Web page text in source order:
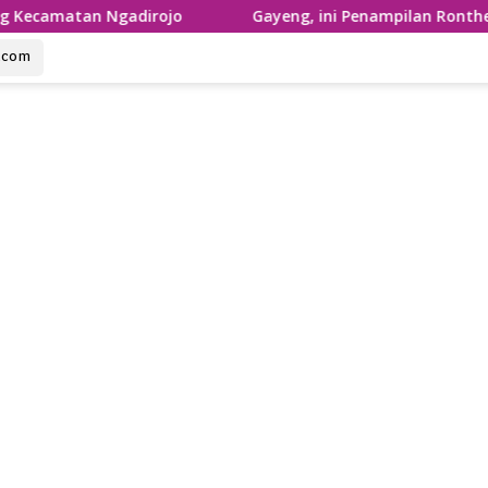
Gayeng, ini Penampilan Ronthek Laskar